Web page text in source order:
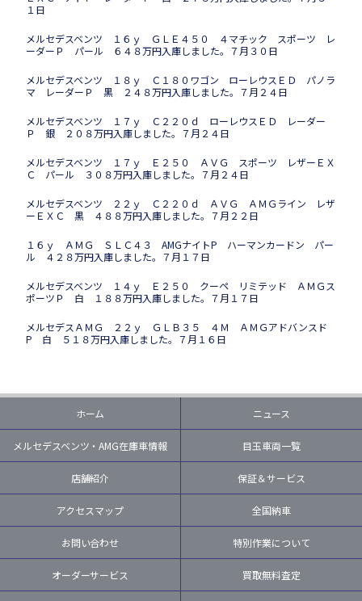
１日
メルセデスベンツ １６ｙ ＧＬＥ４５０ ４マチック スポーツ レ
ーダーＰ パール ６４８万円入庫しました。７月３０日
メルセデスベンツ １８ｙ Ｃ１８０ワゴン ローレウスＥＤ パノラ
マ レーダーＰ 黒 ２４８万円入庫しました。７月２４日
メルセデスベンツ １７ｙ Ｃ２２０ｄ ローレウスＥＤ レーダー
Ｐ 銀 ２０８万円入庫しました。７月２４日
メルセデスベンツ １７ｙ Ｅ２５０ ＡＶＧ スポーツ レザーＥＸ
Ｃ パール ３０８万円入庫しました。７月２４日
メルセデスベンツ ２２ｙ Ｃ２２０ｄ ＡＶＧ ＡＭＧライン レザ
ーＥＸＣ 黒 ４８８万円入庫しました。７月２２日
１６ｙ ＡＭＧ ＳＬＣ４３ AMGナイトP ハーマンカードン パー
ル ４２８万円入庫しました。７月１７日
メルセデスベンツ １４ｙ Ｅ２５０ クーペ リミテッド ＡＭＧス
ポーツＰ 白 １８８万円入庫しました。７月１７日
メルセデスＡＭＧ ２２ｙ ＧＬＢ３５ ４Ｍ ＡＭＧアドバンスド
P 白 ５１８万円入庫しました。７月１６日
ホーム ニュース
メルセデスベンツ・AMG在庫車情報 目玉車両一覧
店舗紹介 保証＆サービス
アクセスマップ 全国納車
お問い合わせ 特別作業について
オーダーサービス 買取無料査定